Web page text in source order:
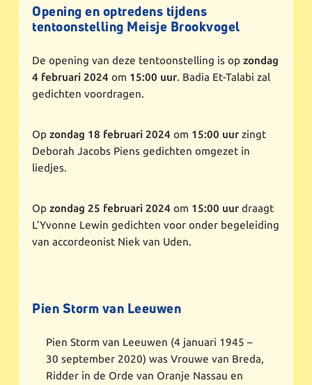
Opening en optredens tijdens
tentoonstelling Meisje Brookvogel
De opening van deze tentoonstelling is opzondag
4 februari 2024 om 15:00 uur. Badia Et-Talabi zal
gedichten voordragen.
Opzondag 18 februari 2024 om 15:00 uur zingt
Deborah Jacobs Piens gedichten omgezet in
liedjes.
Opzondag 25 februari 2024 om 15:00 uurdraagt
L’Yvonne Lewin gedichten voor onder begeleiding
van accordeonist Niek van Uden.
Pien Storm van Leeuwen
Pien Storm van Leeuwen (4 januari 1945 –
30 september 2020) was Vrouwe van Breda,
Ridder in de Orde van Oranje Nassau en